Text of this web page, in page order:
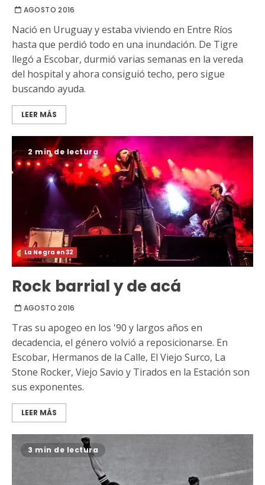
AGOSTO 2016
Nació en Uruguay y estaba viviendo en Entre Ríos
hasta que perdió todo en una inundación. De Tigre
llegó a Escobar, durmió varias semanas en la vereda
del hospital y ahora consiguió techo, pero sigue
buscando ayuda.
LEER MÁS
2 min de lectura
La Negra en 32
Rock barrial y de acá
AGOSTO 2016
Tras su apogeo en los '90 y largos años en
decadencia, el género volvió a reposicionarse. En
Escobar, Hermanos de la Calle, El Viejo Surco, La
Stone Rocker, Viejo Savio y Tirados en la Estación son
sus exponentes.
LEER MÁS
3 min de lectura